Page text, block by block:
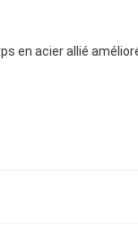
en acier allié